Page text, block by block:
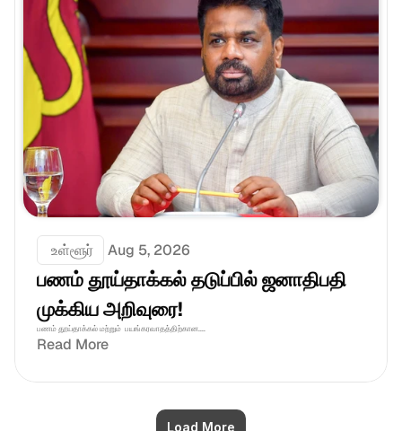
உள்ளூர் Aug 5, 2026
பணம் தூய்தாக்கல் தடுப்பில் ஜனாதிபதி
முக்கிய அறிவுரை!
பணம் தூய்தாக்கல் மற்றும்  பயங்கரவாதத்திற்கான....
Read More
Load More